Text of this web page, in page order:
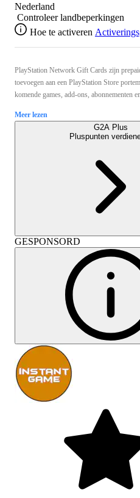
Nederland
Controleer landbeperkingen
Hoe te activeren
PlayStation Network Gift Cards zijn
toevoegen aan een PlayStation Store
komende games, add-ons, abonnementen
Meer lezen
G2A Plus
Pluspunten
GESPONSORD